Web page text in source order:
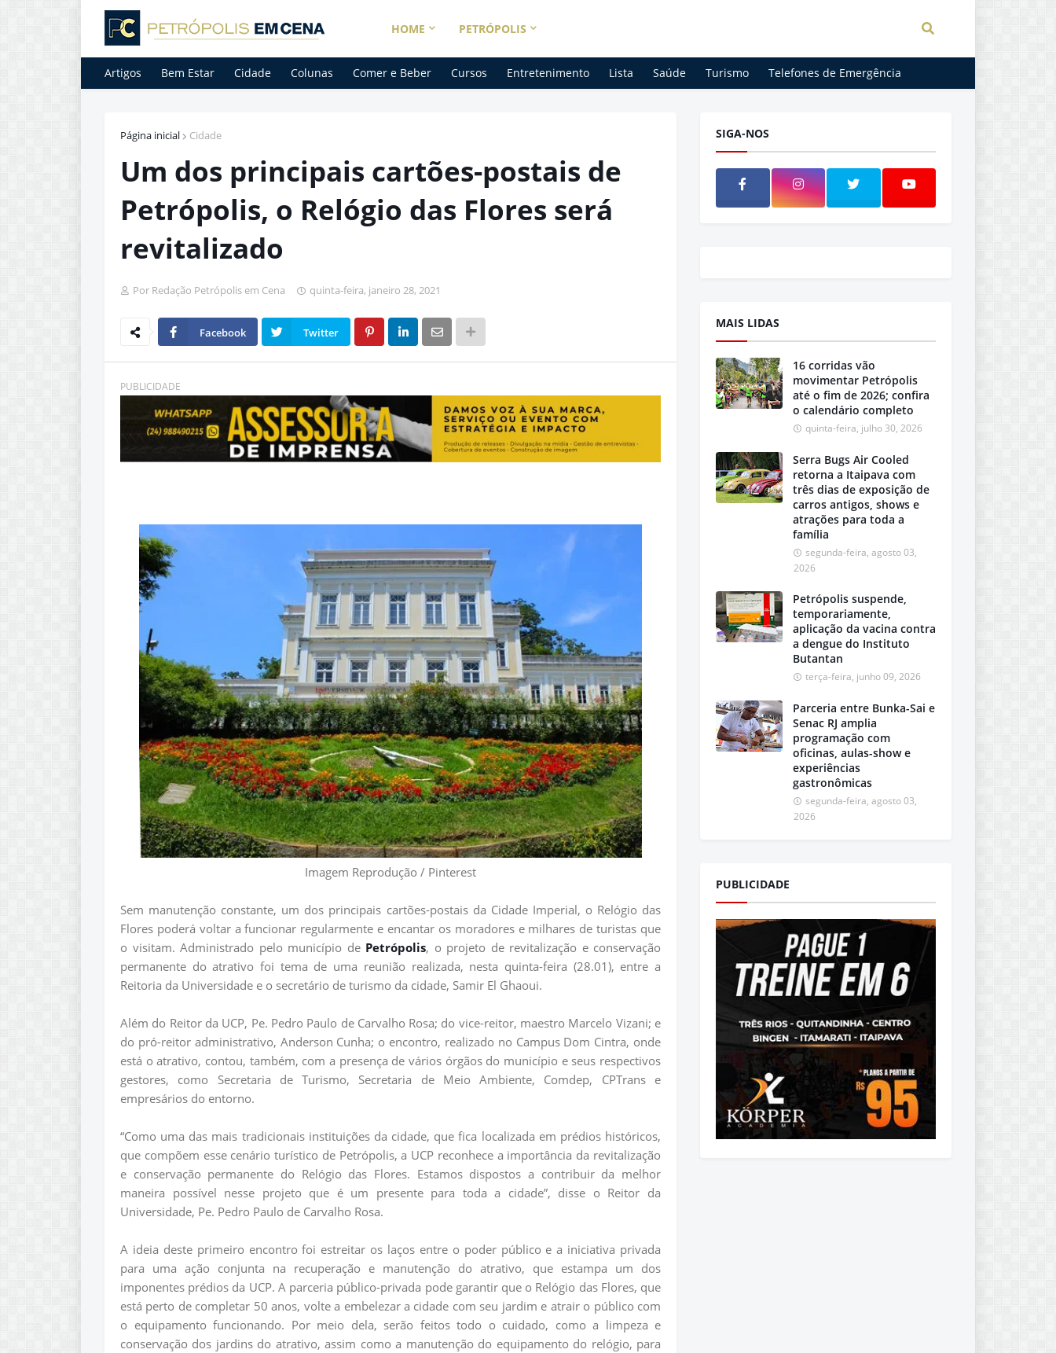
HOME PETRÓPOLIS
Artigos Bem Estar Cidade Colunas Comer e Beber Cursos Entretenimento Lista Saúde Turismo Telefones de Emergência
Página inicial Cidade
Um dos principais cartões-postais de
Petrópolis, o Relógio das Flores será
revitalizado
Por Redação Petrópolis em Cena quinta-feira, janeiro 28, 2021
Facebook Twitter
PUBLICIDADE
Imagem Reprodução / Pinterest
Sem manutenção constante, um dos principais cartões-postais da Cidade Imperial, o Relógio das
Flores poderá voltar a funcionar regularmente e encantar os moradores e milhares de turistas que
o visitam. Administrado pelo município de Petrópolis, o projeto de revitalização e conservação
permanente do atrativo foi tema de uma reunião realizada, nesta quinta-feira (28.01), entre a
Reitoria da Universidade e o secretário de turismo da cidade, Samir El Ghaoui.
Além do Reitor da UCP, Pe. Pedro Paulo de Carvalho Rosa; do vice-reitor, maestro Marcelo Vizani; e
do pró-reitor administrativo, Anderson Cunha; o encontro, realizado no Campus Dom Cintra, onde
está o atrativo, contou, também, com a presença de vários órgãos do município e seus respectivos
gestores, como Secretaria de Turismo, Secretaria de Meio Ambiente, Comdep, CPTrans e
empresários do entorno.
“Como uma das mais tradicionais instituições da cidade, que fica localizada em prédios históricos,
que compõem esse cenário turístico de Petrópolis, a UCP reconhece a importância da revitalização
e conservação permanente do Relógio das Flores. Estamos dispostos a contribuir da melhor
maneira possível nesse projeto que é um presente para toda a cidade”, disse o Reitor da
Universidade, Pe. Pedro Paulo de Carvalho Rosa.
A ideia deste primeiro encontro foi estreitar os laços entre o poder público e a iniciativa privada
para uma ação conjunta na recuperação e manutenção do atrativo, que estampa um dos
imponentes prédios da UCP. A parceria público-privada pode garantir que o Relógio das Flores, que
está perto de completar 50 anos, volte a embelezar a cidade com seu jardim e atrair o público com
o equipamento funcionando. Por meio dela, serão feitos todo o cuidado, como a limpeza e
conservação dos jardins do atrativo, assim como a manutenção do equipamento do relógio, para
SIGA-NOS
MAIS LIDAS
16 corridas vão
movimentar Petrópolis
até o fim de 2026; confira
o calendário completo
quinta-feira, julho 30, 2026
Serra Bugs Air Cooled
retorna a Itaipava com
três dias de exposição de
carros antigos, shows e
atrações para toda a
família
segunda-feira, agosto 03,
2026
Petrópolis suspende,
temporariamente,
aplicação da vacina contra
a dengue do Instituto
Butantan
terça-feira, junho 09, 2026
Parceria entre Bunka-Sai e
Senac RJ amplia
programação com
oficinas, aulas-show e
experiências
gastronômicas
segunda-feira, agosto 03,
2026
PUBLICIDADE